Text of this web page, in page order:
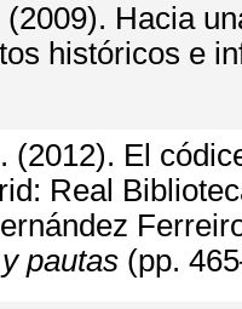
Hacia
históricos e
(2012). El
Real
pautas(pp.